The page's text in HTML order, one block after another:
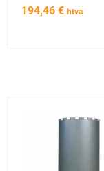
194,46 € htva